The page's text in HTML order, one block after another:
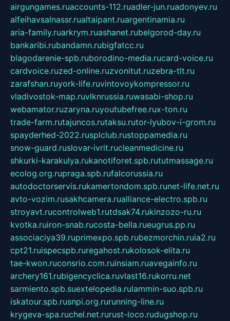
airgungames.ruaccounts-112.ruadler-jun.ruadonyev.ru
alfeihavsalnassr.rualtaipant.ruargentinamia.ru
aria-family.ruarkrym.ruashanet.rubelgorod-day.ru
bankaribi.rubandamn.rubigfatcc.ru
blagodarenie-spb.ruborodino-media.rucard-voice.ru
cardvoice.ruzed-online.ruzvonitut.ruzebra-tlt.ru
zarafshan.ruyork-life.ruvintovoykompressor.ru
vladivostok-map.ruvlknrussia.ruwasabi-shop.ru
webamator.ruzaryna.ruyoutubefree.rux-ton.ru
trade-farm.rutajuncos.rutaksu.rutor-lyubov-i-grom.ru
spayderhed-2022.rusplclub.rustoppamedia.ru
snow-guard.ruslovar-ivrit.rucleanmedicine.ru
shkurki-karakulya.rukanotiforet.spb.rututmassage.ru
ecolog.org.rupraga.spb.rufalcorussia.ru
autodoctorservis.rukamertondom.spb.runet-life.net.ru
avto-vozim.rusakhcamera.rualliance-electro.spb.ru
stroyavt.rucontrolweb1.rutdsak74.rukinzozo-ru.ru
kvotka.ruiron-snab.rucosta-bella.rueugrus.pp.ru
associaciya39.ruprimexpo.spb.rubezmorchin.ruia2.ru
cpt21.ruispecspb.ruregahost.rukolosok-elita.ru
tae-kwon.ruconsrio.com.ruinsiam.ruavegainfo.ru
archery161.rubigencyclica.ruvlast16.rukorru.net
sarmiento.spb.suextelopedia.rulammin-suo.spb.ru
iskatour.spb.rusnpi.org.rurunning-line.ru
krygeva-spa.ruchel.net.rurust-loco.rudugshop.ru